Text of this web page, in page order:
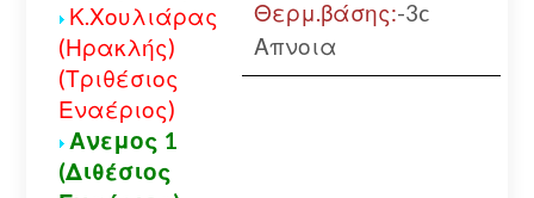
Κ.Χουλιάρας
(Ηρακλής)
(Τριθέσιος
Εναέριος)
Ανεμος 1
(Διθέσιος
Θερμ.βάσης:-3c
Απνοια